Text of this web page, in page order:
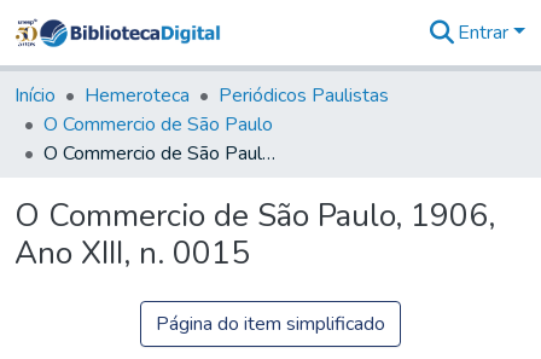
&
Coleções
Tudo na
Biblioteca
Estatísticas
Entrar
Início Hemeroteca
Periódicos Paulistas
O Commercio de São Paulo
O Commercio de São Paulo, 1906, Ano XIII, n. 0015
O Commercio de São Paulo, 1906,
Ano XIII, n. 0015
Página do item simplificado